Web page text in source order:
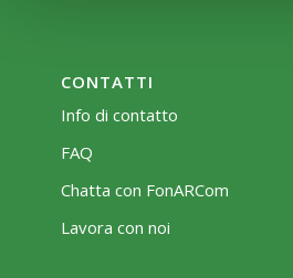
CONTATTI
Info di contatto
FAQ
Chatta con FonARCom
Lavora con noi